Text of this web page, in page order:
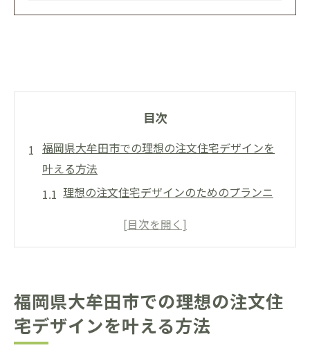
目次
福岡県大牟田市での理想の注文住宅デザインを
叶える方法
理想の注文住宅デザインのためのプランニ
注文住宅デザインにおける最新のトレンド
計
資金計画とコスト管理のポイント
福岡県大牟田市での理想の注文住
宅デザインを叶える方法